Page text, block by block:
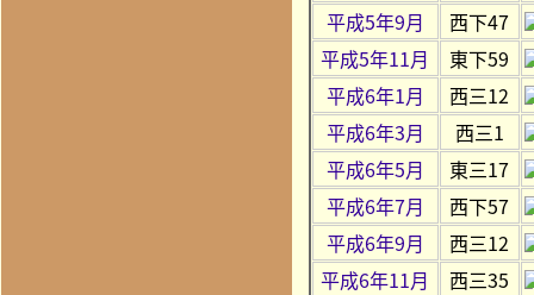
平成5年9月
西下47
平成5年11月
東下59
平成6年1月
西三12
平成6年3月
西三1
平成6年5月
東三17
平成6年7月
西下57
平成6年9月
西三12
平成6年11月
西三35